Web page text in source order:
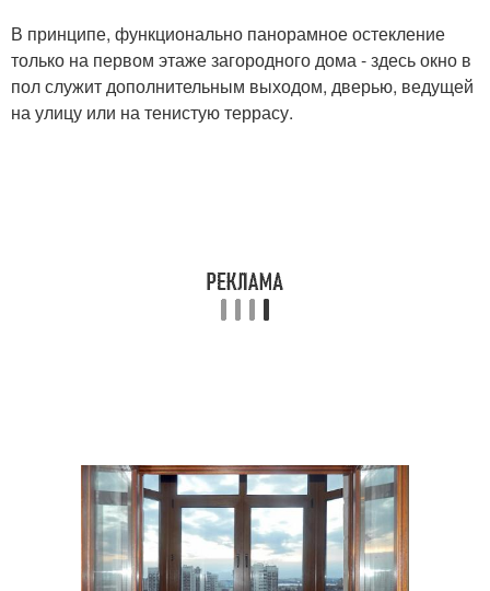
В принципе, функционально панорамное остекление
только на первом этаже загородного дома - здесь окно в
пол служит дополнительным выходом, дверью, ведущей
на улицу или на тенистую террасу.